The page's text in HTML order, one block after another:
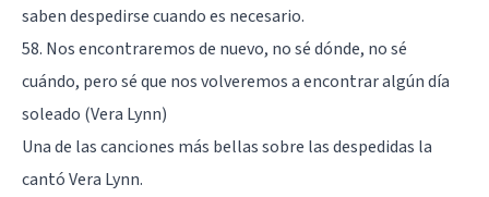
saben despedirse cuando es necesario.
58. Nos encontraremos de nuevo, no sé dónde, no sé
cuándo, pero sé que nos volveremos a encontrar algún día
soleado (Vera Lynn)
Una de las canciones más bellas sobre las despedidas la
cantó Vera Lynn.